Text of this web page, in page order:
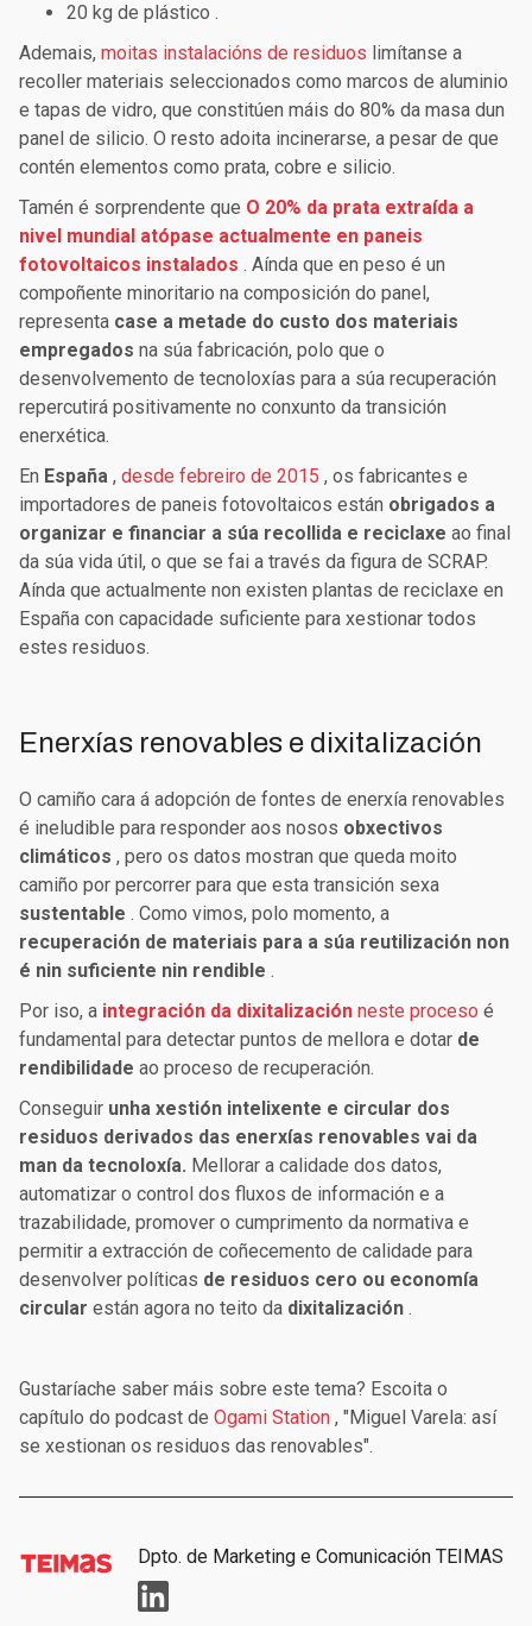
20 kg de plástico .
Ademais, moitas instalacións de residuos limítanse a
recoller materiais seleccionados como marcos de aluminio
e tapas de vidro, que constitúen máis do 80% da masa dun
panel de silicio. O resto adoita incinerarse, a pesar de que
contén elementos como prata, cobre e silicio.
Tamén é sorprendente que O 20% da prata extraída a
nivel mundial atópase actualmente en paneis
fotovoltaicos instalados . Aínda que en peso é un
compoñente minoritario na composición do panel,
representa case a metade do custo dos materiais
empregados na súa fabricación, polo que o
desenvolvemento de tecnoloxías para a súa recuperación
repercutirá positivamente no conxunto da transición
enerxética.
En España , desde febreiro de 2015 , os fabricantes e
importadores de paneis fotovoltaicos están obrigados a
organizar e financiar a súa recollida e reciclaxe ao final
da súa vida útil, o que se fai a través da figura de SCRAP.
Aínda que actualmente non existen plantas de reciclaxe en
España con capacidade suficiente para xestionar todos
estes residuos.
Enerxías renovables e dixitalización
O camiño cara á adopción de fontes de enerxía renovables
é ineludible para responder aos nosos obxectivos
climáticos , pero os datos mostran que queda moito
camiño por percorrer para que esta transición sexa
sustentable . Como vimos, polo momento, a
recuperación de materiais para a súa reutilización non
é nin suficiente nin rendible .
Por iso, a integración da dixitalización neste proceso é
fundamental para detectar puntos de mellora e dotar de
rendibilidade ao proceso de recuperación.
Conseguir unha xestión intelixente e circular dos
residuos derivados das enerxías renovables vai da
man da tecnoloxía. Mellorar a calidade dos datos,
automatizar o control dos fluxos de información e a
trazabilidade, promover o cumprimento da normativa e
permitir a extracción de coñecemento de calidade para
desenvolver políticas de residuos cero ou economía
circular están agora no teito da dixitalización .
Gustaríache saber máis sobre este tema? Escoita o
capítulo do podcast de Ogami Station , "Miguel Varela: así
se xestionan os residuos das renovables".
Dpto. de Marketing e Comunicación TEIMAS